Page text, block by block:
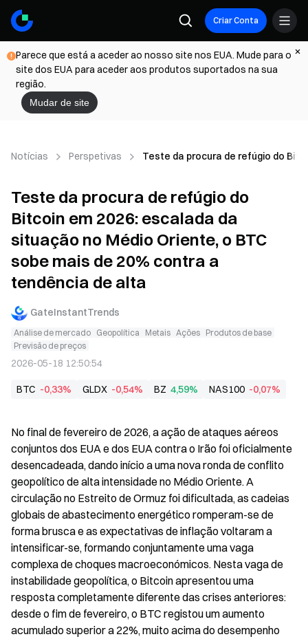
Criar Conta
Parece que está a aceder ao nosso site nos EUA. Mude para o
site dos EUA para aceder aos produtos suportados na sua
região.
Mudar de site
Notícias Perspetivas Teste da procura de refúgio do
Teste da procura de refúgio do
Bitcoin em 2026: escalada da
situação no Médio Oriente, o BTC
sobe mais de 20% contra a
tendência de alta
GateInstantTrends
Análise de mercado Geopolítica Metais Ações Produtos de base
Previsão de preços
2026-05-18 12:50:54
BTC -0,33% GLDX -0,54% BZ 4,59% NAS100 -0,07%
No final de fevereiro de 2026, a ação de ataques aéreos
conjuntos dos EUA e dos EUA contra o Irão foi oficialmente
desencadeada, dando início a uma nova ronda de conflito
geopolítico de alta intensidade no Médio Oriente. A
circulação no Estreito de Ormuz foi dificultada, as cadeias
globais de abastecimento energético romperam-se de
forma brusca e as expectativas de inflação voltaram a
intensificar-se, formando conjuntamente uma vaga
complexa de choques macroeconómicos. Nesta vaga de
instabilidade geopolítica, o Bitcoin apresentou uma
resposta completamente diferente das crises anteriores:
desde o fim de fevereiro, o BTC registou um aumento
acumulado superior a 22%, muito acima do desempenho